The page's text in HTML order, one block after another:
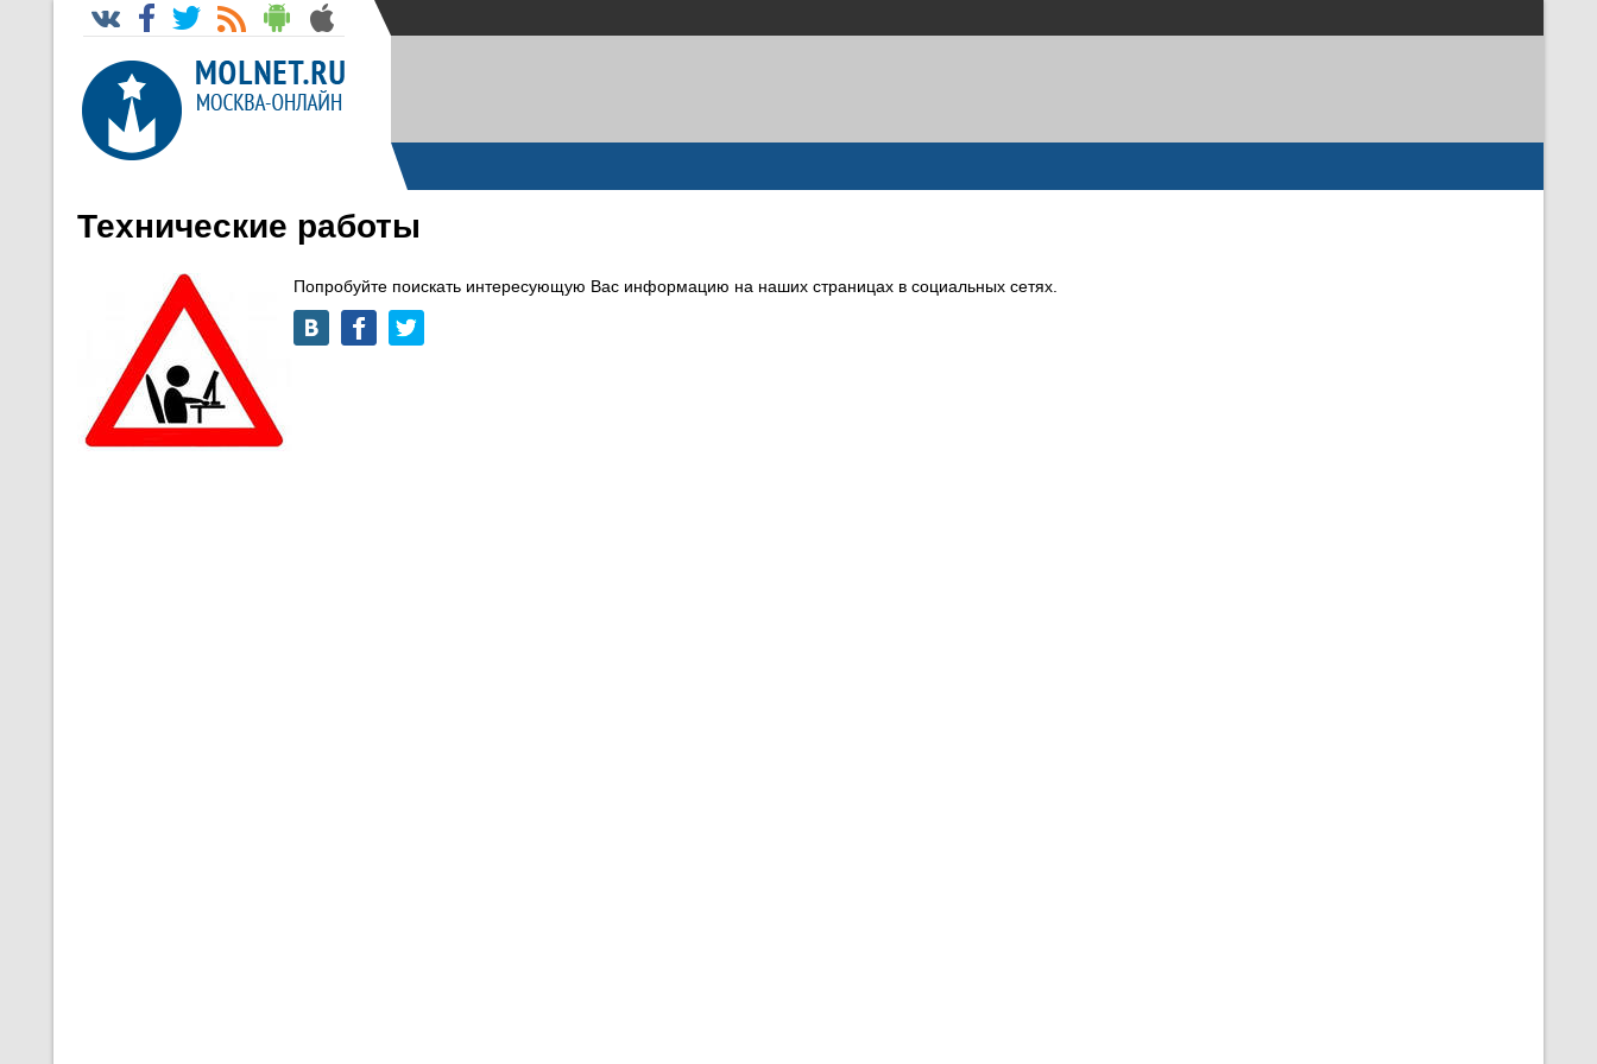
Технические работы
Попробуйте поискать интересующую Вас информацию на наших страницах в социальных сетях.